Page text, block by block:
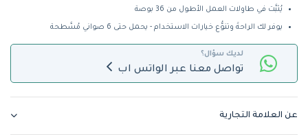
يُثبَّت في طاولات العمل الأطول من 36 بوصة
يوفر لك الراحةَ وتنوُّع خيارات الاستخدام - يحمل حتى 6 صواني مُسَّطحة
لديك سؤال؟
تواصل معنا عبر الواتس اب
عن العلامة التجارية